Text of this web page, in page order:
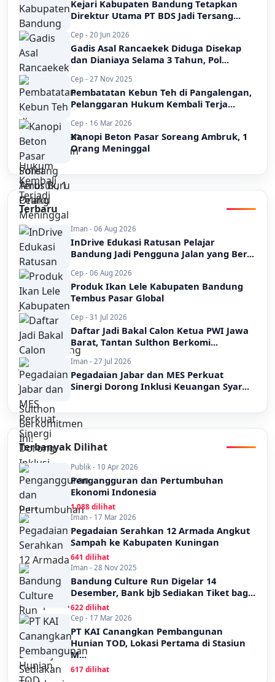
Kejari Kabupaten Bandung Tetapkan
Direktur Utama PT BDS Jadi Tersang...
Cep - 20 Jun 2026
Gadis Asal Rancaekek Diduga Disekap
dan Dianiaya Selama 3 Tahun, Pol...
Cep - 27 Nov 2025
Pembatatan Kebun Teh di Pangalengan,
Pelanggaran Hukum Kembali Terja...
Cep - 16 Mar 2026
Kanopi Beton Pasar Soreang Ambruk, 1
Orang Meninggal
Terbaru
Iman - 06 Aug 2026
InDrive Edukasi Ratusan Pelajar
Bandung Jadi Pengguna Jalan yang Ber...
Cep - 06 Aug 2026
Produk Ikan Lele Kabupaten Bandung
Tembus Pasar Global
Cep - 31 Jul 2026
Daftar Jadi Bakal Calon Ketua PWI Jawa
Barat, Tantan Sulthon Berkomi...
Iman - 27 Jul 2026
Pegadaian Jabar dan MES Perkuat
Sinergi Dorong Inklusi Keuangan Syar...
Terbanyak Dilihat
Publik - 10 Apr 2026
Pengangguran dan Pertumbuhan
Ekonomi Indonesia
1,088 dilihat
Iman - 17 Mar 2026
Pegadaian Serahkan 12 Armada Angkut
Sampah ke Kabupaten Kuningan
641 dilihat
Iman - 28 Nov 2025
Bandung Culture Run Digelar 14
Desember, Bank bjb Sediakan Tiket bag...
622 dilihat
Cep - 17 Mar 2026
PT KAI Canangkan Pembangunan
Hunian TOD, Lokasi Pertama di Stasiun
M...
617 dilihat